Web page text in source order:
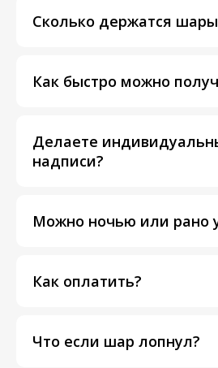
Сколько держатся
Как быстро можно
Делаете
надписи?
Можно ночью или рано
Как оплатить?
Что если шар лопнул?